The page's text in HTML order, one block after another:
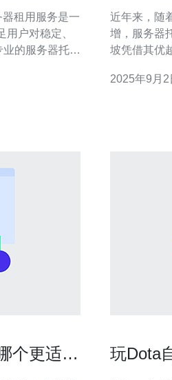
户对稳定、
的服务器托管
近年来，随
增，服务器
坡凭借其优
深入分析新
2025年9月2
个更适合
玩Dota